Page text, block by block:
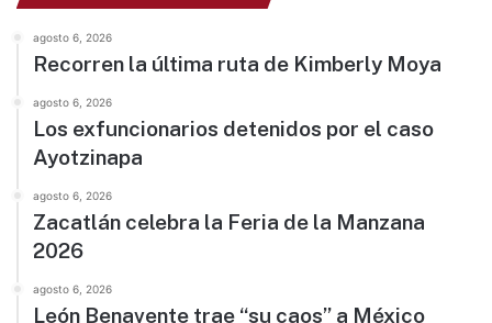
agosto 6, 2026
Recorren la última ruta de Kimberly Moya
agosto 6, 2026
Los exfuncionarios detenidos por el caso
Ayotzinapa
agosto 6, 2026
Zacatlán celebra la Feria de la Manzana
2026
agosto 6, 2026
León Benavente trae “su caos” a México